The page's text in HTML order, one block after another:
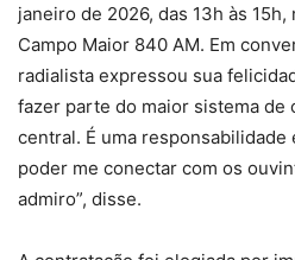
janeiro de 2026, das 13h às
Campo Maior 840 AM. Em
radialista expressou sua
fazer parte do maior sistema de
central. É uma responsabilidade
poder me conectar com os
admiro”, disse.